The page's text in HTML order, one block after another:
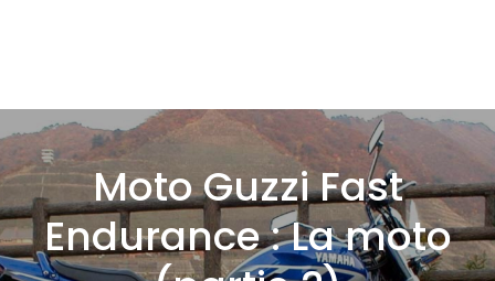
Moto Guzzi Fast
Endurance : La moto